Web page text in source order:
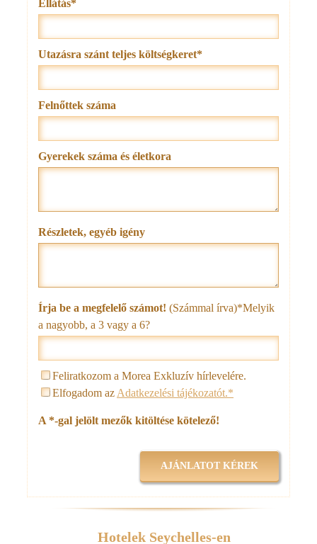
Ellátás*
Utazásra szánt teljes költségkeret*
Felnőttek száma
Gyerekek száma és életkora
Részletek, egyéb igény
Írja be a megfelelő számot! (Számmal írva)*Melyik
a nagyobb, a 3 vagy a 6?
Feliratkozom a Morea Exkluzív hírlevelére.
Elfogadom az Adatkezelési tájékozatót.*
A *-gal jelölt mezők kitöltése kötelező!
Hotelek Seychelles-en